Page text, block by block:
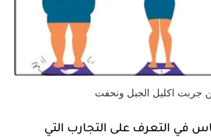
جربت اكليل الجبل ونحفت
في التعرف على التجارب التي